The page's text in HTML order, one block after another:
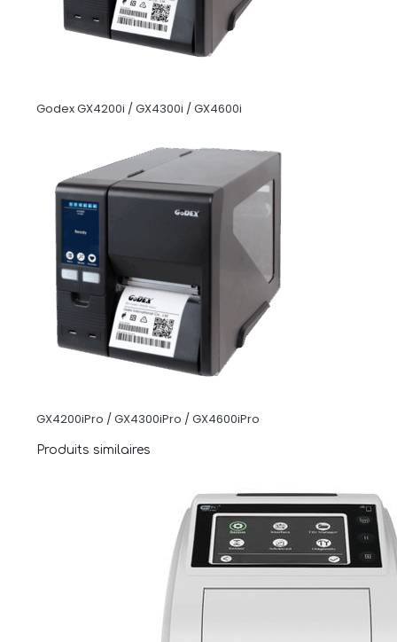
Godex GX4200i / GX4300i / GX4600i
GX4200iPro / GX4300iPro / GX4600iPro
Produits similaires